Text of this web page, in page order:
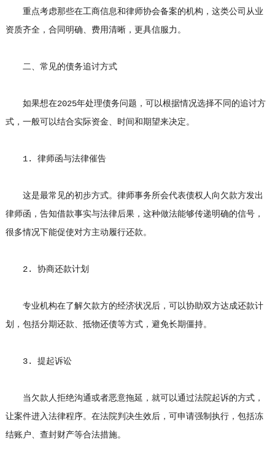
重点考虑那些在工商信息和律师协会备案的机构，这类公司从业
资质齐全，合同明确、费用清晰，更具信服力。
二、常见的债务追讨方式
如果想在2025年处理债务问题，可以根据情况选择不同的追讨方
式，一般可以结合实际资金、时间和期望来决定。
1. 律师函与法律催告
这是最常见的初步方式。律师事务所会代表债权人向欠款方发出
律师函，告知借款事实与法律后果，这种做法能够传递明确的信号，
很多情况下能促使对方主动履行还款。
2. 协商还款计划
专业机构在了解欠款方的经济状况后，可以协助双方达成还款计
划，包括分期还款、抵物还债等方式，避免长期僵持。
3. 提起诉讼
当欠款人拒绝沟通或者恶意拖延，就可以通过法院起诉的方式，
让案件进入法律程序。在法院判决生效后，可申请强制执行，包括冻
结账户、查封财产等合法措施。